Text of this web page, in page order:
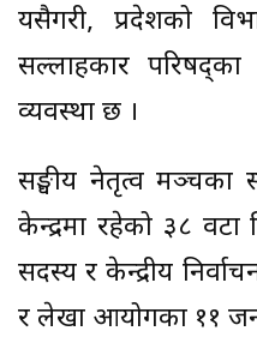
यसैगरी, प्रदेशको
सल्लाहकार परिषद्का
व्यवस्था छ ।
सङ्घीय नेतृत्व मञ्चका
केन्द्रमा रहेको ३८
सदस्य र केन्द्रीय
र लेखा आयोगका ११